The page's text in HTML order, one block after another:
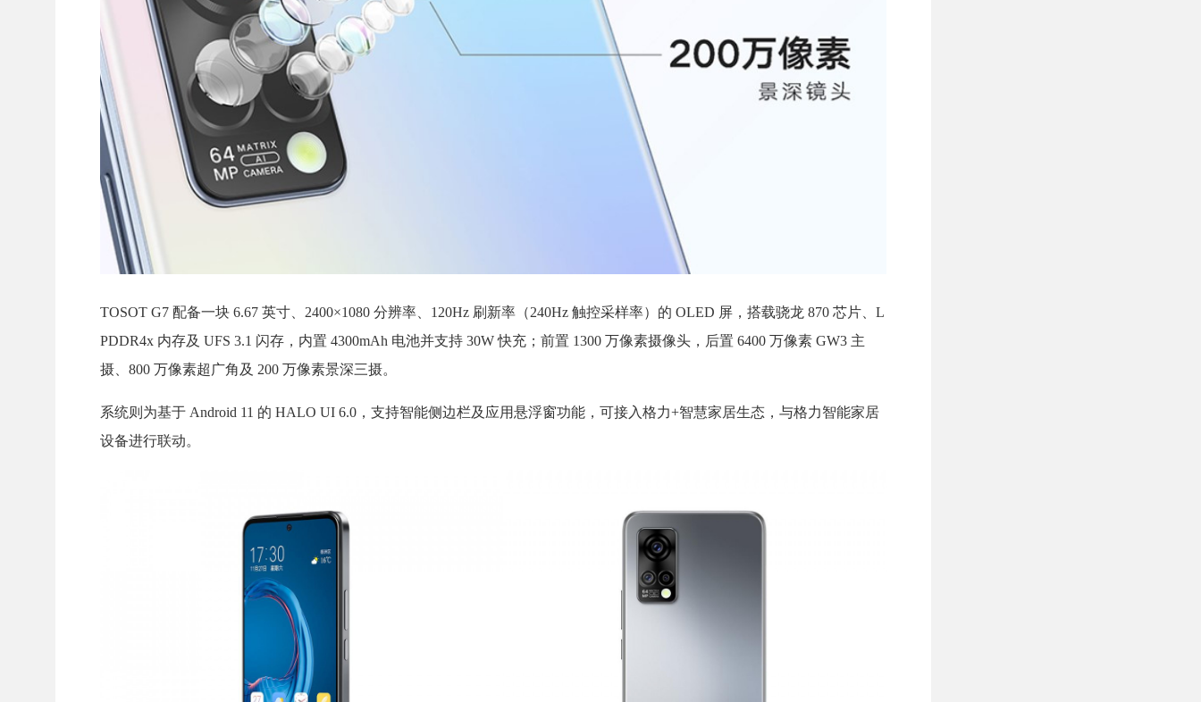
TOSOT G7 配备一块 6.67 英寸、2400×1080 分辨率、120Hz 刷新率（240Hz 触控采样率）的 OLED 屏，搭载骁龙 870 芯片、L
PDDR4x 内存及 UFS 3.1 闪存，内置 4300mAh 电池并支持 30W 快充；前置 1300 万像素摄像头，后置 6400 万像素 GW3 主
摄、800 万像素超广角及 200 万像素景深三摄。
系统则为基于 Android 11 的 HALO UI 6.0，支持智能侧边栏及应用悬浮窗功能，可接入格力+智慧家居生态，与格力智能家居
设备进行联动。